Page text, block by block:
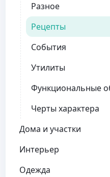
Разное
Рецепты
События
Утилиты
Функциональные
Черты характера
Дома и участки
Интерьер
Одежда